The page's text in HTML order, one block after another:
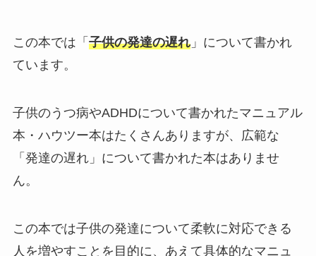
この本では「子供の発達の遅れ 」について書かれ
ています。
子供のうつ病やADHDについて書かれたマニュアル
本・ハウツー本はたくさんありますが、広範な
「発達の遅れ」について書かれた本はありませ
ん。
この本では子供の発達について柔軟に対応できる
人を増やすことを目的に、あえて具体的なマニュ